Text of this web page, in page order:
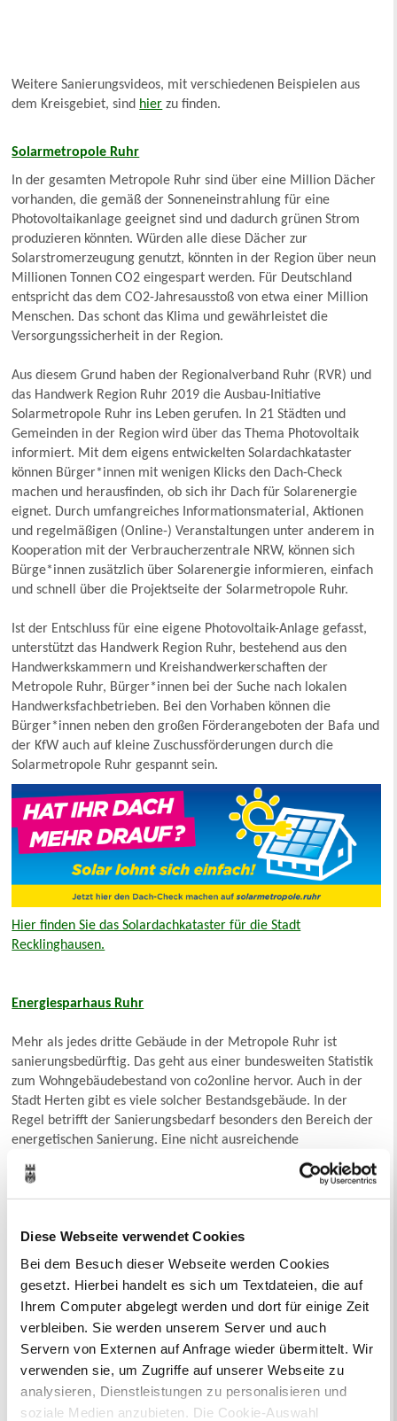
Diese Webseite verwendet Cookies
Bei dem Besuch dieser Webseite werden Cookies
gesetzt. Hierbei handelt es sich um Textdateien, die auf
Ihrem Computer abgelegt werden und dort für einige Zeit
verbleiben. Sie werden unserem Server und auch
Servern von Externen auf Anfrage wieder übermittelt. Wir
verwenden sie, um Zugriffe auf unserer Webseite zu
analysieren, Dienstleistungen zu personalisieren und
soziale Medien anzubieten. Die Cookie-Auswahl
Weitere Sanierungsvideos, mit verschiedenen Beispielen aus
dem Kreisgebiet, sind hier zu finden.
Solarmetropole Ruhr
In der gesamten Metropole Ruhr sind über eine Million Dächer
vorhanden, die gemäß der Sonneneinstrahlung für eine
Photovoltaikanlage geeignet sind und dadurch grünen Strom
produzieren könnten. Würden alle diese Dächer zur
Solarstromerzeugung genutzt, könnten in der Region über neun
Millionen Tonnen CO2 eingespart werden. Für Deutschland
entspricht das dem CO2-Jahresausstoß von etwa einer Million
Menschen. Das schont das Klima und gewährleistet die
Versorgungssicherheit in der Region.
Aus diesem Grund haben der Regionalverband Ruhr (RVR) und
das Handwerk Region Ruhr 2019 die Ausbau-Initiative
Solarmetropole Ruhr ins Leben gerufen. In 21 Städten und
Gemeinden in der Region wird über das Thema Photovoltaik
informiert. Mit dem eigens entwickelten Solardachkataster
können Bürger*innen mit wenigen Klicks den Dach-Check
machen und herausfinden, ob sich ihr Dach für Solarenergie
eignet. Durch umfangreiches Informationsmaterial, Aktionen
und regelmäßigen (Online-) Veranstaltungen unter anderem in
Kooperation mit der Verbraucherzentrale NRW, können sich
Bürge*innen zusätzlich über Solarenergie informieren, einfach
und schnell über die Projektseite der Solarmetropole Ruhr.
Ist der Entschluss für eine eigene Photovoltaik-Anlage gefasst,
unterstützt das Handwerk Region Ruhr, bestehend aus den
Handwerkskammern und Kreishandwerkerschaften der
Metropole Ruhr, Bürger*innen bei der Suche nach lokalen
Handwerksfachbetrieben. Bei den Vorhaben können die
Bürger*innen neben den großen Förderangeboten der Bafa und
der KfW auch auf kleine Zuschussförderungen durch die
Solarmetropole Ruhr gespannt sein.
Hier finden Sie das Solardachkataster für die Stadt
Recklinghausen.
Energiesparhaus Ruhr
Mehr als jedes dritte Gebäude in der Metropole Ruhr ist
sanierungsbedürftig. Das geht aus einer bundesweiten Statistik
zum Wohngebäudebestand von co2online hervor. Auch in der
Stadt Herten gibt es viele solcher Bestandsgebäude. In der
Regel betrifft der Sanierungsbedarf besonders den Bereich der
energetischen Sanierung. Eine nicht ausreichende
Wärmedämmung, alte Fenster oder eine veraltete Heizung
senken die Energieeffizienz eines Gebäudes enorm, sodass ein
Großteil der erzeugten Energie unverbraucht verloren geht. Für
Treibhausgasen auch unnötige Kosten verursacht. Die aktuellen
Energiepreisentwicklungen erhöhen den Druck auf solch
verlieren – jetzt sanieren!
Nach der erfolgreichen Etablierung der Ausbau-Initiative
Solarmetropole Ruhr zum Thema Solarenergie weiten die
Städte Dorsten, Gladbeck, Haltern, Herten und Recklinghausen
ihr Angebot aus. Ab sofort werden die Bürger*innen durch das
Energiesparhaus Ruhr auch in der ganzen Bandbreite der